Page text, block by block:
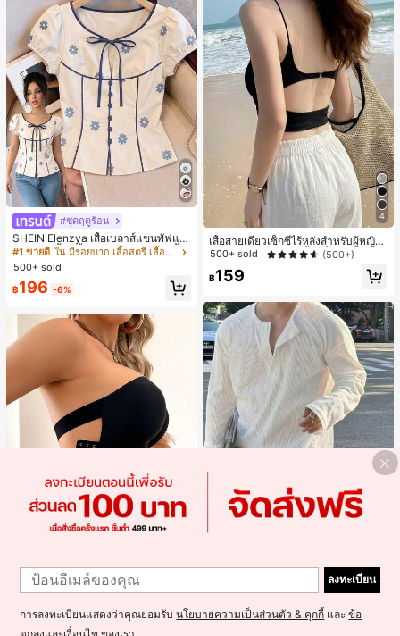
#ชุดฤดูร้อน
SHEIN Elenzya เสื้อเบลาส์แขนพัฟแต่
งระบายสีพื้นสีน้ำเงินสำหรับผู้หญิง, เสื้อ
ครอปเข้ารูปผูกโบว์คอวีตัดกันสำหรับฤ
ดูร้อน
#1 ขายดี
ใน มีรอยบาก เสื้อสตรี เสื้อเบลาส์ & Tee
500+ sold
฿196 -6%
เสื้อชั้นในสตรีไร้ตะเข็บ ไร้โครง เซ็กซี่ ด้
านข้างไม่ลื่น แผ่นรองถอดได้ ลายไขว้ห
300+ sold
145 -3%
4
เสื้อสายเดี่ยวเซ็กซี่ไร้หลังสำหรับผู้หญิง
พร้อมบราแบบมีฟองน้ำ, เสื้อกล้ามแขน
500+ sold (500+)
฿159
Resyla Men เสื้อยืดแขนยาวกระดุมผ่า
ครึ่งสีพื้นอเนกประสงค์ลำลองสำหรับผู้ช
าย
ใน ยืดปานกลาง เสื้อผู้ชาย
300+ sold
฿279
1
ลงทะเบียน
การลงทะเบียนแสดงว่าคุณยอมรับนโยบายความเป็นส่วนตัว & คุกกี้ และข้อ